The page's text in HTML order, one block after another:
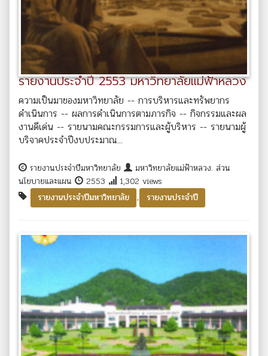
รายงานประจำปี 2553 มหาวิทยาลัยแม่ฟ้าหลวง
ความเป็นมาของมหาวิทยาลัย -- การบริหารและทรัพยากร
ดำเนินการ -- ผลการดำเนินการตามภารกิจ -- กิจกรรมและผล
งานดีเด่น -- รายนามคณะกรรมการและผู้บริหาร -- รายนามผู้
บริจาคประจำปีงบประมาณ...
รายงานประจำปีมหาวิทยาลัย
มหาวิทยาลัยแม่ฟ้าหลวง. ส่วน
นโยบายและแผน
2553
1,302 views
รายงานประจำปีมหาวิทยาลัย
, รายงานประจำปี